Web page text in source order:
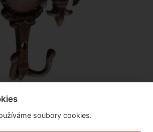
Dvojháček litinový 13x5cm
soubory cookies.